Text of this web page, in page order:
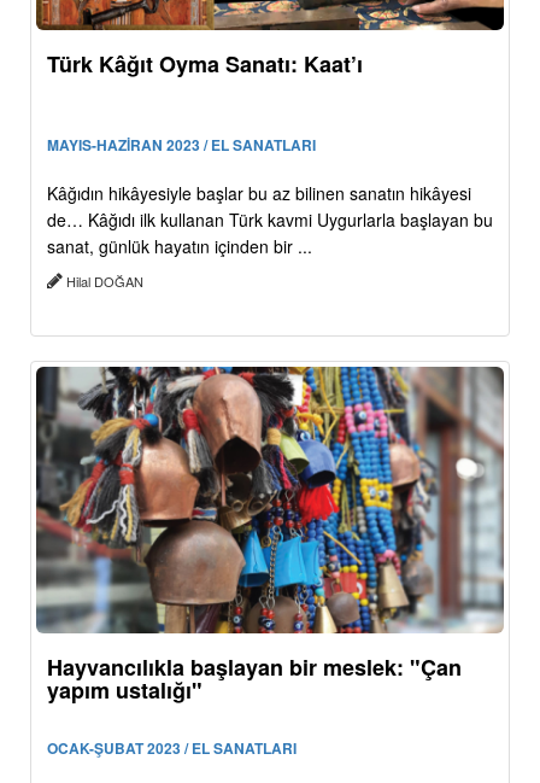
Türk Kâğıt Oyma Sanatı: Kaat’ı
MAYIS-HAZİRAN 2023 / EL SANATLARI
Kâğıdın hikâyesiyle başlar bu az bilinen sanatın hikâyesi
de… Kâğıdı ilk kullanan Türk kavmi Uygurlarla başlayan bu
sanat, günlük hayatın içinden bir ...
Hilal DOĞAN
Hayvancılıkla başlayan bir meslek: "Çan
yapım ustalığı"
OCAK-ŞUBAT 2023 / EL SANATLARI